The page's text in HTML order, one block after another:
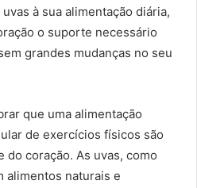
à sua alimentação diária,
o suporte necessário
grandes mudanças no seu
que uma alimentação
de exercícios físicos são
do coração. As uvas, como
alimentos naturais e